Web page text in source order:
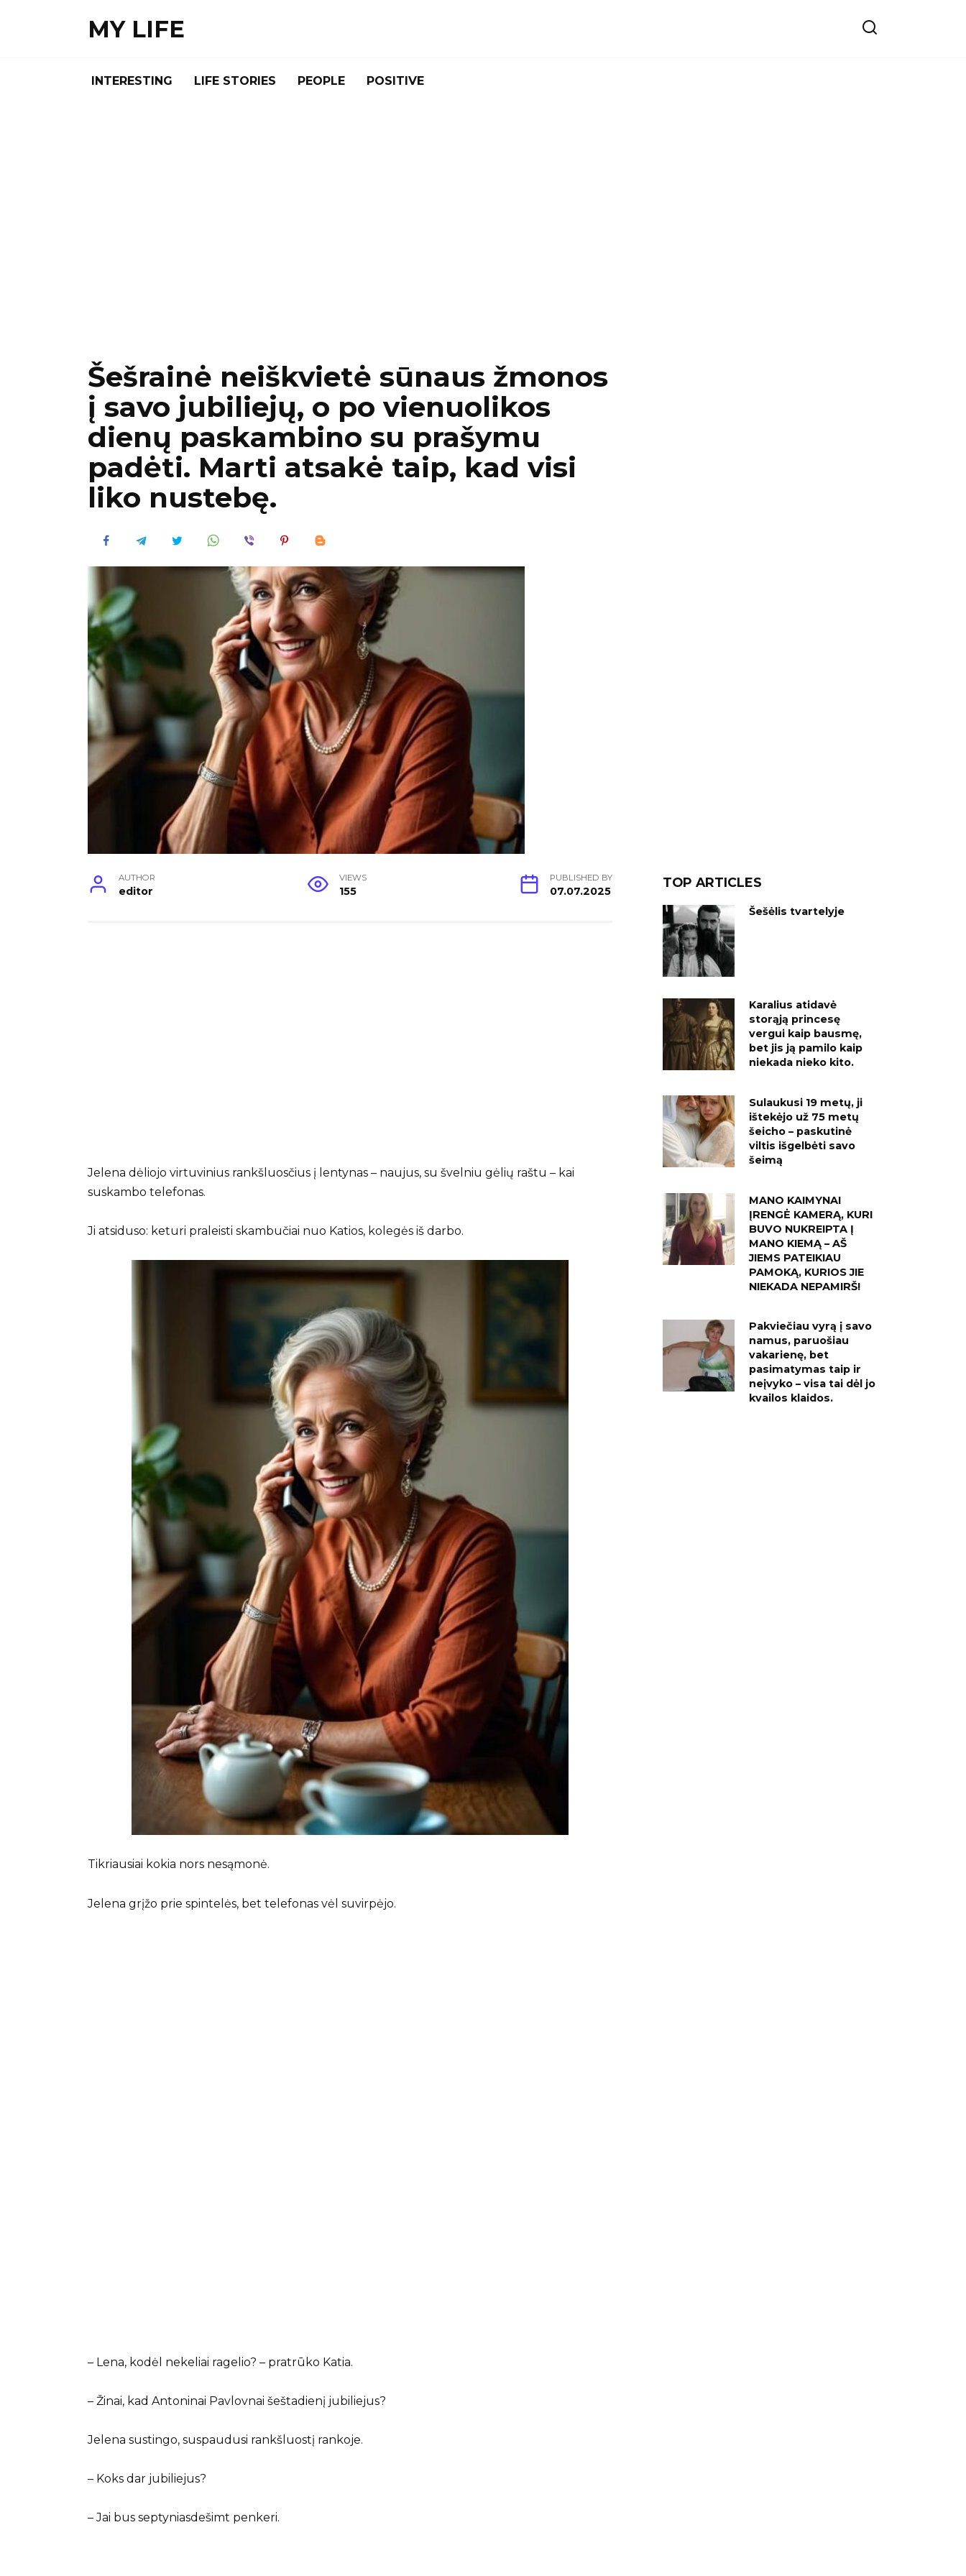
MY LIFE
INTERESTING LIFE STORIES PEOPLE POSITIVE
Šešrainė neiškvietė sūnaus žmonos
į savo jubiliejų, o po vienuolikos
dienų paskambino su prašymu
padėti. Marti atsakė taip, kad visi
liko nustebę.
AUTHOR
editor
VIEWS
155
PUBLISHED BY
07.07.2025
Jelena dėliojo virtuvinius rankšluosčius į lentynas – naujus, su švelniu gėlių raštu – kai
suskambo telefonas.
Ji atsiduso: keturi praleisti skambučiai nuo Katios, kolegės iš darbo.
Tikriausiai kokia nors nesąmonė.
Jelena grįžo prie spintelės, bet telefonas vėl suvirpėjo.
– Lena, kodėl nekeliai ragelio? – pratrūko Katia.
– Žinai, kad Antoninai Pavlovnai šeštadienį jubiliejus?
Jelena sustingo, suspaudusi rankšluostį rankoje.
– Koks dar jubiliejus?
– Jai bus septyniasdešimt penkeri.
TOP ARTICLES
Šešėlis tvartelyje
Karalius atidavė
storąją princesę
vergui kaip bausmę,
bet jis ją pamilo kaip
niekada nieko kito.
Sulaukusi 19 metų, ji
ištekėjo už 75 metų
šeicho – paskutinė
viltis išgelbėti savo
šeimą
MANO KAIMYNAI
ĮRENGĖ KAMERĄ, KURI
BUVO NUKREIPTA Į
MANO KIEMĄ – AŠ
JIEMS PATEIKIAU
PAMOKĄ, KURIOS JIE
NIEKADA NEPAMIRŠ!
Pakviečiau vyrą į savo
namus, paruošiau
vakarienę, bet
pasimatymas taip ir
neįvyko – visa tai dėl jo
kvailos klaidos.